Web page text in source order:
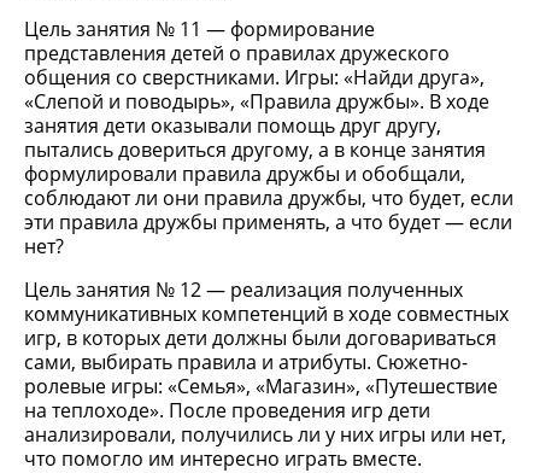
Цель занятия № 11 — формирование
представления детей о правилах дружеского
общения со сверстниками. Игры: «Найди друга»,
«Слепой и поводырь», «Правила дружбы». В ходе
занятия дети оказывали помощь друг другу,
пытались довериться другому, а в конце занятия
формулировали правила дружбы и обобщали,
соблюдают ли они правила дружбы, что будет, если
эти правила дружбы применять, а что будет — если
нет?
Цель занятия № 12 — реализация полученных
коммуникативных компетенций в ходе совместных
игр, в которых дети должны были договариваться
сами, выбирать правила и атрибуты. Сюжетно-
ролевые игры: «Семья», «Магазин», «Путешествие
на теплоходе». После проведения игр дети
анализировали, получились ли у них игры или нет,
что помогло им интересно играть вместе.